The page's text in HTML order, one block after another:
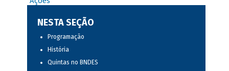
NESTA SEÇÃO
Programação
História
Quintas no BNDES